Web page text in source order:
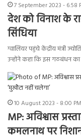
7 September 2023 - 6:58
देश को विनाश के
सिंधिया
ग्वालियर पहुंचे केंद्रीय मंत्री
उन्होंने कहा कि इस गठबंधन
10 August 2023 - 8:00 PM
MP: अविश्वास
कमलनाथ पर